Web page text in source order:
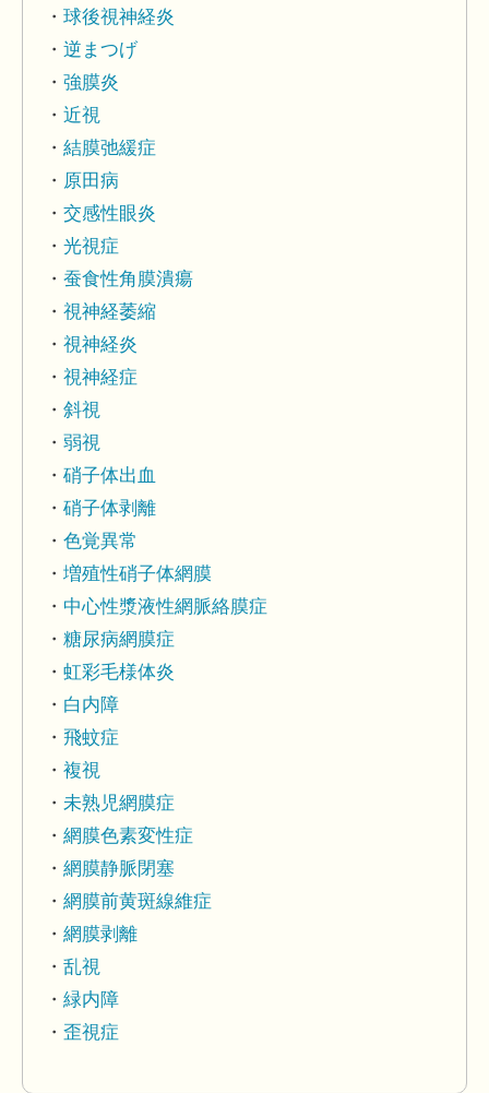
球後視神経炎
逆まつげ
強膜炎
近視
結膜弛緩症
原田病
交感性眼炎
光視症
蚕食性角膜潰瘍
視神経萎縮
視神経炎
視神経症
斜視
弱視
硝子体出血
硝子体剥離
色覚異常
増殖性硝子体網膜
中心性漿液性網脈絡膜症
糖尿病網膜症
虹彩毛様体炎
白内障
飛蚊症
複視
未熟児網膜症
網膜色素変性症
網膜静脈閉塞
網膜前黄斑線維症
網膜剥離
乱視
緑内障
歪視症